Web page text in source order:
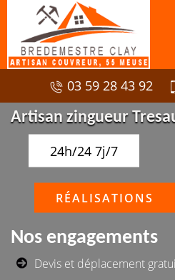
03 59 28 43 92
Artisan zingueur
24h/24 7j/7
RÉALISATIONS
Nos engagements
Devis et déplacement